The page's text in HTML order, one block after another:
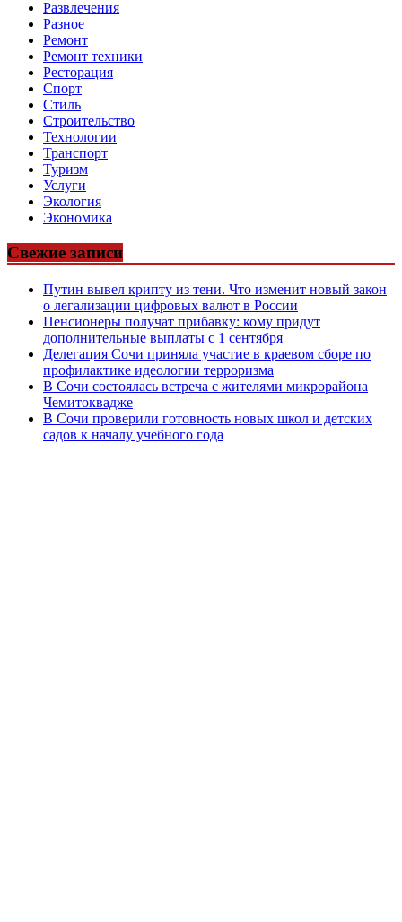
Развлечения
Разное
Ремонт
Ремонт техники
Ресторация
Спорт
Стиль
Строительство
Технологии
Транспорт
Туризм
Услуги
Экология
Экономика
Свежие записи
Путин вывел крипту из тени. Что изменит новый закон
о легализации цифровых валют в России
Пенсионеры получат прибавку: кому придут
дополнительные выплаты с 1 сентября
Делегация Сочи приняла участие в краевом сборе по
профилактике идеологии терроризма
В Сочи состоялась встреча с жителями микрорайона
Чемитоквадже
В Сочи проверили готовность новых школ и детских
садов к началу учебного года